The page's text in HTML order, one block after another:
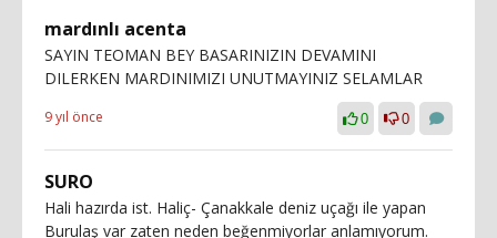
mardınlı acenta
SAYIN TEOMAN BEY BASARINIZIN DEVAMINI
DILERKEN MARDINIMIZI UNUTMAYINIZ SELAMLAR
9 yıl önce 0 0
SURO
Hali hazırda ist. Haliç- Çanakkale deniz uçağı ile yapan
Burulaş var zaten neden beğenmiyorlar anlamıyorum.